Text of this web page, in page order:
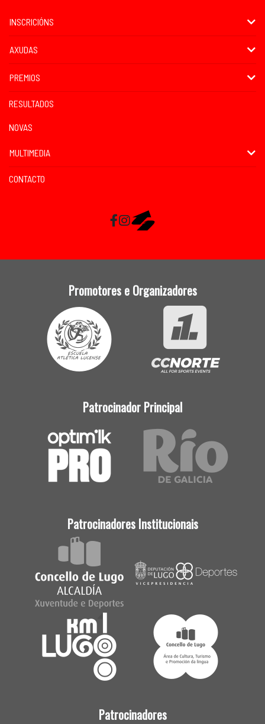
INSCRICIÓNS
AXUDAS
PREMIOS
RESULTADOS
NOVAS
MULTIMEDIA
CONTACTO
Facebook
InstagramRaceMapp
Promotores e Organizadores
Patrocinador Principal
Patrocinadores Institucionais
Patrocinadores